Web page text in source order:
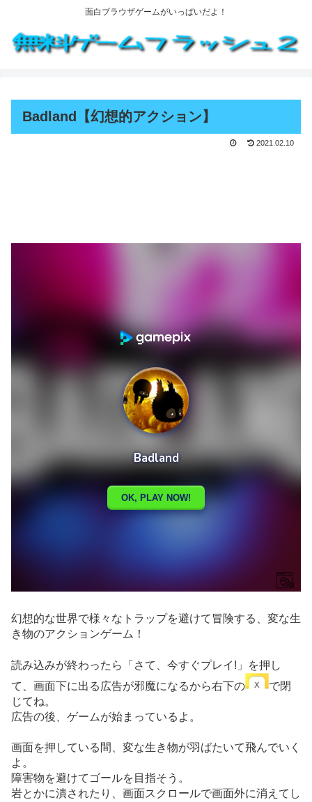
面白ブラウザゲームがいっぱいだよ！
Badland【幻想的アクション】
2021.02.10
幻想的な世界で様々なトラップを避けて冒険する、変な生
き物のアクションゲーム！
読み込みが終わったら「さて、今すぐプレイ!」を押し
て、画面下に出る広告が邪魔になるから右下の
で閉
じてね。
広告の後、ゲームが始まっているよ。
画面を押している間、変な生き物が羽ばたいて飛んでいく
よ。
障害物を避けてゴールを目指そう。
岩とかに潰されたり、画面スクロールで画面外に消えてし